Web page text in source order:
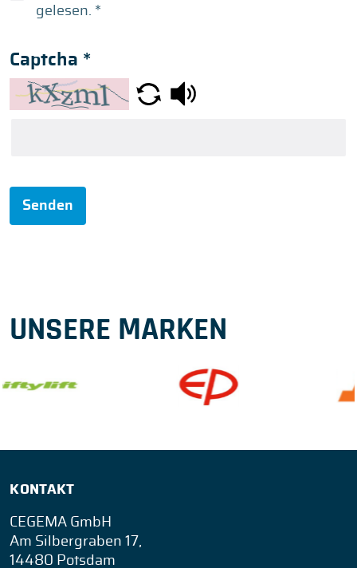
gelesen. *
Captcha *
Senden
UNSERE MARKEN
KONTAKT
CEGEMA GmbH
Am Silbergraben 17,
14480 Potsdam